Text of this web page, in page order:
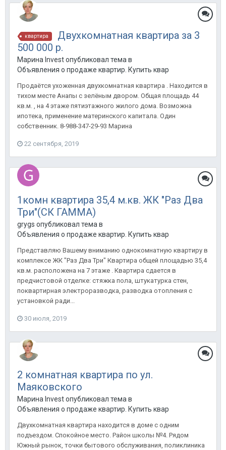
квартира
Двухкомнатная квартира за 3
500 000 р.
Марина Invest опубликовал тема в
Объявления о продаже квартир. Купить квартиру в Анапе.
Продаётся ухоженная двухкомнатная квартира . Находится в
тихом месте Анапы с зелёным двором. Общая площадь 44
кв.м. , на 4 этаже пятиэтажного жилого дома. Возможна
ипотека, применение материнского капитала. Один
собственник. 8-988-347-29-93 Марина
22 сентября, 2019
1комн квартира 35,4 м.кв. ЖК "Раз Два
Три"(СК ГАММА)
grygs опубликовал тема в
Объявления о продаже квартир. Купить квартиру в Анапе.
Представляю Вашему вниманию однокомнатную квартиру в
комплексе ЖК "Раз Два Три" Квартира общей площадью 35,4
кв.м. расположена на 7 этаже . Квартира сдается в
предчистовой отделке: стяжка пола, штукатурка стен,
поквартирная электроразводка, разводка отопления с
установкой ради...
30 июля, 2019
2 комнатная квартира по ул.
Маяковского
Марина Invest опубликовал тема в
Объявления о продаже квартир. Купить квартиру в Анапе.
Двухкомнатная квартира находится в доме с одним
подъездом. Спокойное место. Район школы №4. Рядом
Южный рынок, точки бытового обслуживания, поликлиника